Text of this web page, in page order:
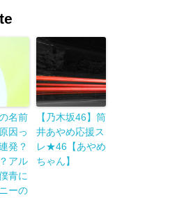
名前
因っ
発？
アル
青に
ーの
【乃木坂46】筒
井あやめ応援ス
レ★46【あやめ
ちゃん】